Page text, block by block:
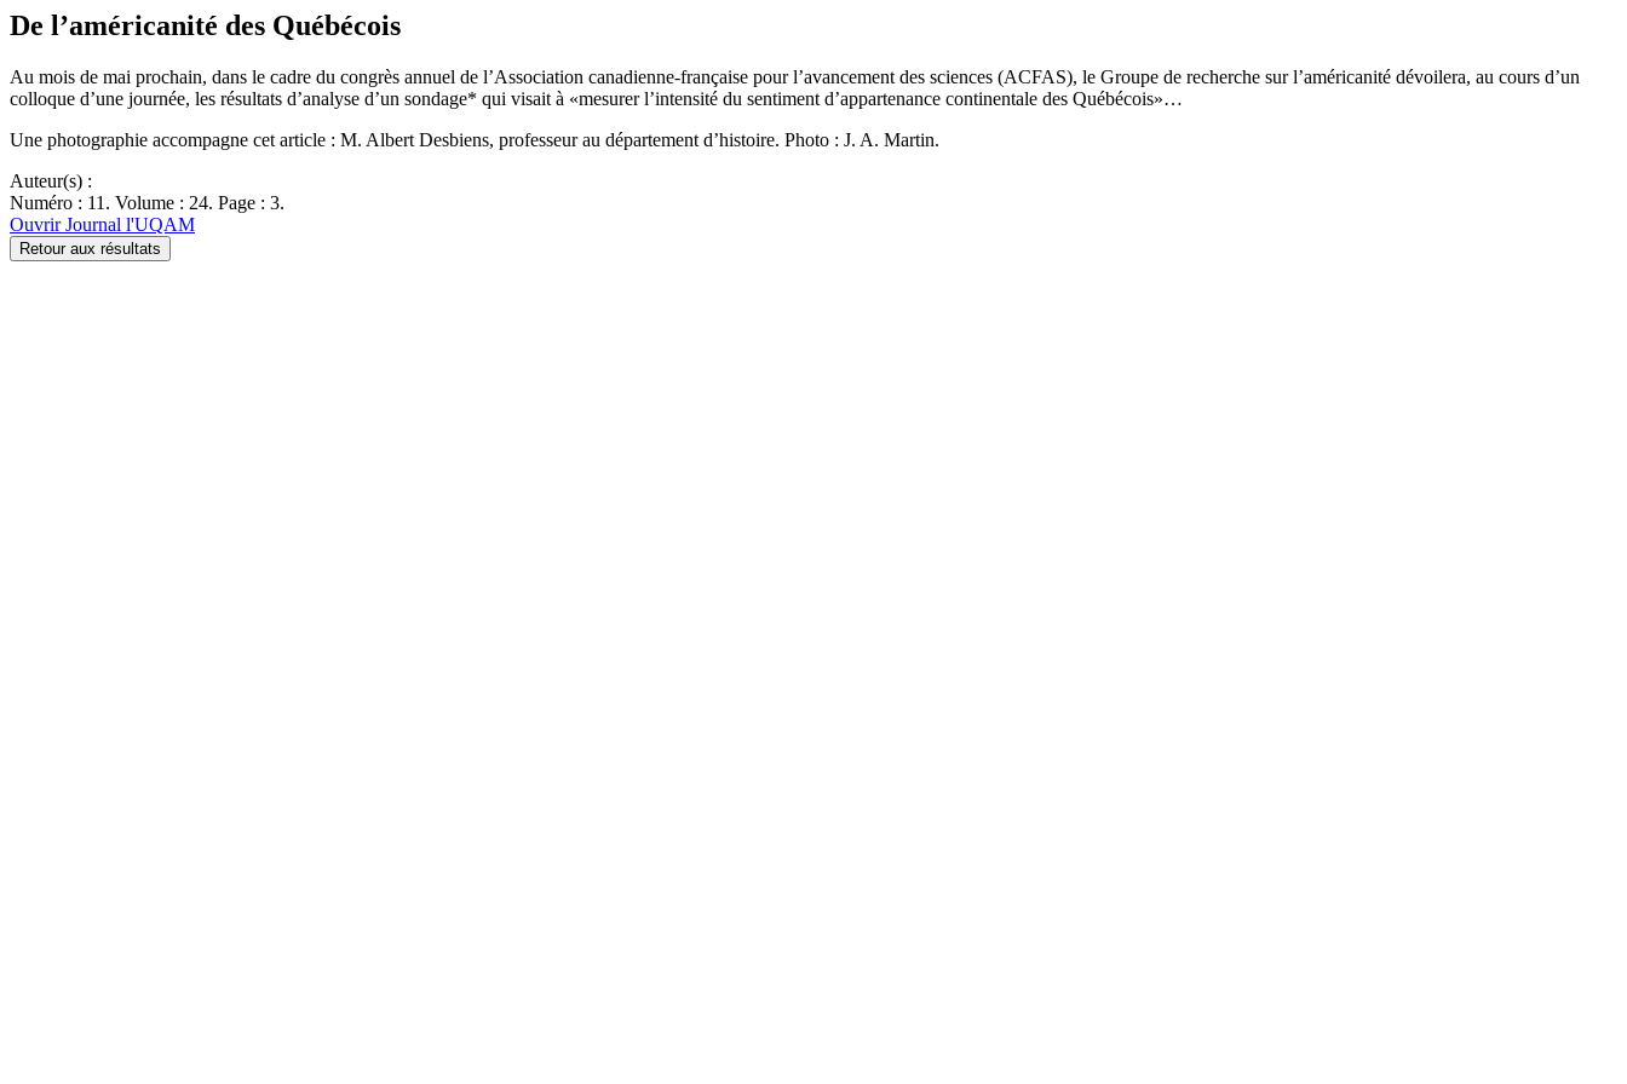
De l’américanité des Québécois
Au mois de mai prochain, dans le cadre du congrès annuel de l’Association canadienne-française pour l’avancement des sciences (ACFAS), le Groupe de recherche sur l’américanité dévoilera, au cours d’un
colloque d’une journée, les résultats d’analyse d’un sondage* qui visait à «mesurer l’intensité du sentiment d’appartenance continentale des Québécois»…
Une photographie accompagne cet article : M. Albert Desbiens, professeur au département d’histoire. Photo : J. A. Martin.
Auteur(s) :
Numéro : 11. Volume : 24. Page : 3.
Ouvrir Journal l'UQAM
Retour aux résultats